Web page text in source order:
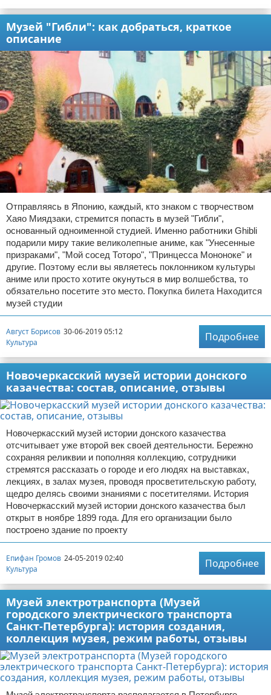
Музей "Гибли": как добраться, краткое
описание
Отправляясь в Японию, каждый, кто знаком с творчеством
Хаяо Миядзаки, стремится попасть в музей "Гибли",
основанный одноименной студией. Именно работники Ghibli
подарили миру такие великолепные аниме, как "Унесенные
призраками", "Мой сосед Тоторо", "Принцесса Мононоке" и
другие. Поэтому если вы являетесь поклонником культуры
аниме или просто хотите окунуться в мир волшебства, то
обязательно посетите это место. Покупка билета Находится
музей студии
Август Борисов 30-06-2019 05:12
Культура
Подробнее
Новочеркасский музей истории донского
казачества: состав, описание, отзывы
Новочеркасский музей истории донского казачества
отсчитывает уже второй век своей деятельности. Бережно
сохраняя реликвии и пополняя коллекцию, сотрудники
стремятся рассказать о городе и его людях на выставках,
лекциях, в залах музея, проводя просветительскую работу,
щедро делясь своими знаниями с посетителями. История
Новочеркасский музей истории донского казачества был
открыт в ноябре 1899 года. Для его организации было
построено здание по проекту
Епифан Громов 24-05-2019 02:40
Культура
Подробнее
Музей электротранспорта (Музей
городского электрического транспорта
Санкт-Петербурга): история создания,
коллекция музея, режим работы, отзывы